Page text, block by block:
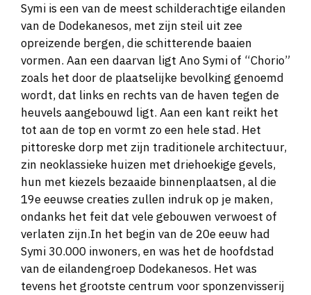
Symi is een van de meest schilderachtige eilanden
van de Dodekanesos, met zijn steil uit zee
opreizende bergen, die schitterende baaien
vormen. Aan een daarvan ligt Ano Symi of “Chorio”
zoals het door de plaatselijke bevolking genoemd
wordt, dat links en rechts van de haven tegen de
heuvels aangebouwd ligt. Aan een kant reikt het
tot aan de top en vormt zo een hele stad. Het
pittoreske dorp met zijn traditionele architectuur,
zin neoklassieke huizen met driehoekige gevels,
hun met kiezels bezaaide binnenplaatsen, al die
19e eeuwse creaties zullen indruk op je maken,
ondanks het feit dat vele gebouwen verwoest of
verlaten zijn.In het begin van de 20e eeuw had
Symi 30.000 inwoners, en was het de hoofdstad
van de eilandengroep Dodekanesos. Het was
tevens het grootste centrum voor sponzenvisserij